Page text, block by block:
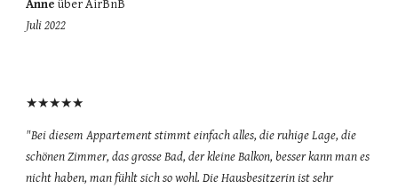
Anne über AirBnB
Juli 2022
★★★★★
"Bei diesem Appartement stimmt einfach alles, die ruhige Lage, die
schönen Zimmer, das grosse Bad, der kleine Balkon, besser kann man es
nicht haben, man fühlt sich so wohl. Die Hausbesitzerin ist sehr